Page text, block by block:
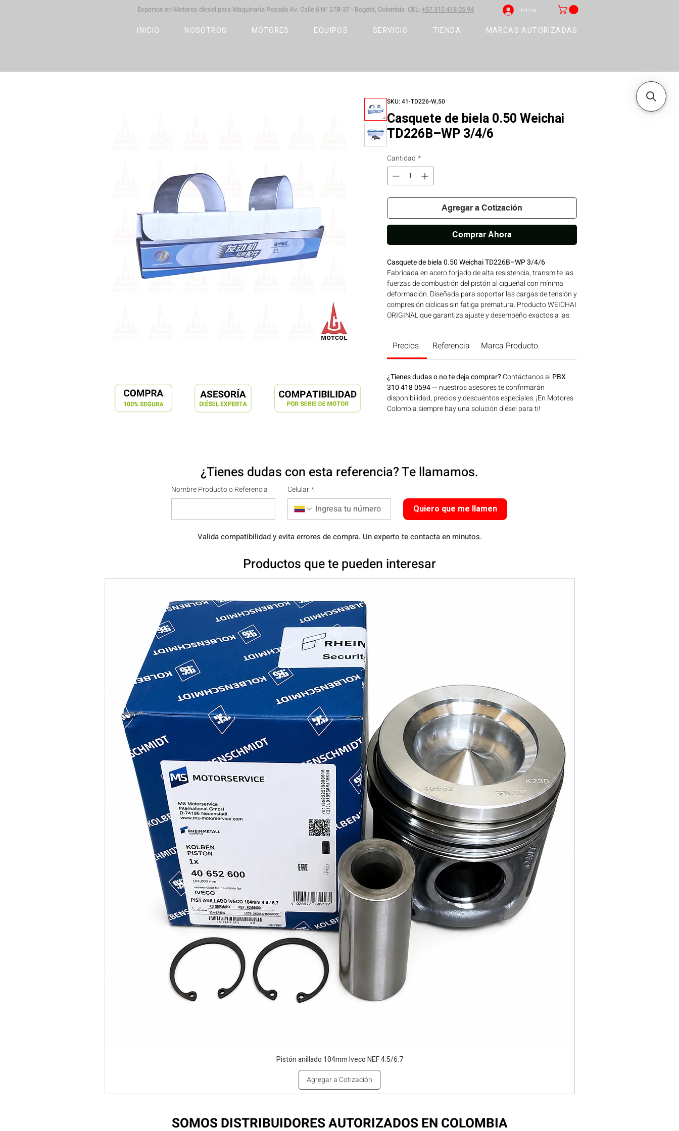
Expertos en Motores díesel para Maquinaria Pesada Av. Calle 6 N° 27B-37 - Bogotá, Colombia CEL: +57 310 418 05 94 Iniciar sesión
INICIO NOSOTROS MOTORES EQUIPOS SERVICIO TIENDA MARCAS AUTORIZADAS
SKU: 41-TD226-W,50
Casquete de biela 0.50 Weichai
TD226B–WP 3/4/6
Cantidad *
Agregar a Cotización
Comprar Ahora
Casquete de biela 0.50 Weichai TD226B–WP 3/4/6
Fabricada en acero forjado de alta resistencia, transmite las
fuerzas de combustión del pistón al cigüeñal con mínima
deformación. Diseñada para soportar las cargas de tensión y
compresión cíclicas sin fatiga prematura. Producto WEICHAI
ORIGINAL que garantiza ajuste y desempeño exactos a las
agrícola, construcción, minería y generación de energía
disponible en Bogotá, Colombia. Consíguelo ahora en
Precios. Referencia Marca Producto.
¿Tienes dudas o no te deja comprar? Contáctanos al PBX
310 418 0594— nuestros asesores te confirmarán
disponibilidad, precios y descuentos especiales. ¡En Motores
Colombia siempre hay una solución diésel para ti!
¿Tienes dudas con esta referencia? Te llamamos.
Nombre Producto o Referencia Celular *
Quiero que me llamen
Valida compatibilidad y evita errores de compra. Un experto te contacta en minutos.
Productos que te pueden interesar
Pistón anillado 104mm Iveco NEF 4.5/6.7
Agregar a Cotización
SOMOS DISTRIBUIDORES AUTORIZADOS EN COLOMBIA